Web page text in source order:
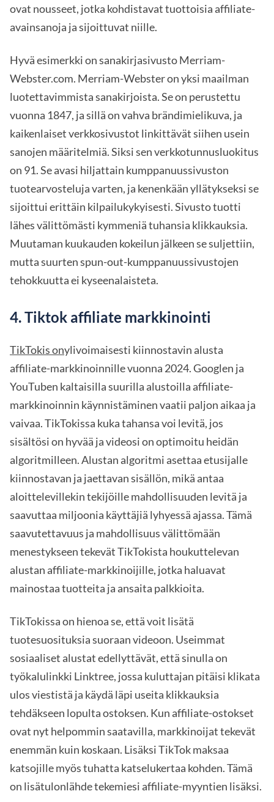
ovat nousseet, jotka kohdistavat tuottoisia affiliate-
avainsanoja ja sijoittuvat niille.
Hyvä esimerkki on sanakirjasivusto Merriam-
Webster.com. Merriam-Webster on yksi maailman
luotettavimmista sanakirjoista. Se on perustettu
vuonna 1847, ja sillä on vahva brändimielikuva, ja
kaikenlaiset verkkosivustot linkittävät siihen usein
sanojen määritelmiä. Siksi sen verkkotunnusluokitus
on 91. Se avasi hiljattain kumppanuussivuston
tuotearvosteluja varten, ja kenenkään yllätykseksi se
sijoittui erittäin kilpailukykyisesti. Sivusto tuotti
lähes välittömästi kymmeniä tuhansia klikkauksia.
Muutaman kuukauden kokeilun jälkeen se suljettiin,
mutta suurten spun-out-kumppanuussivustojen
tehokkuutta ei kyseenalaisteta.
4. Tiktok affiliate markkinointi
TikTokis onylivoimaisesti kiinnostavin alusta
affiliate-markkinoinnille vuonna 2024. Googlen ja
YouTuben kaltaisilla suurilla alustoilla affiliate-
markkinoinnin käynnistäminen vaatii paljon aikaa ja
vaivaa. TikTokissa kuka tahansa voi levitä, jos
sisältösi on hyvää ja videosi on optimoitu heidän
algoritmilleen. Alustan algoritmi asettaa etusijalle
kiinnostavan ja jaettavan sisällön, mikä antaa
aloittelevillekin tekijöille mahdollisuuden levitä ja
saavuttaa miljoonia käyttäjiä lyhyessä ajassa. Tämä
saavutettavuus ja mahdollisuus välittömään
menestykseen tekevät TikTokista houkuttelevan
alustan affiliate-markkinoijille, jotka haluavat
mainostaa tuotteita ja ansaita palkkioita.
TikTokissa on hienoa se, että voit lisätä
tuotesuosituksia suoraan videoon. Useimmat
sosiaaliset alustat edellyttävät, että sinulla on
työkalulinkki Linktree, jossa kuluttajan pitäisi klikata
ulos viestistä ja käydä läpi useita klikkauksia
tehdäkseen lopulta ostoksen. Kun affiliate-ostokset
ovat nyt helpommin saatavilla, markkinoijat tekevät
enemmän kuin koskaan. Lisäksi TikTok maksaa
katsojille myös tuhatta katselukertaa kohden. Tämä
on lisätulonlähde tekemiesi affiliate-myyntien lisäksi.